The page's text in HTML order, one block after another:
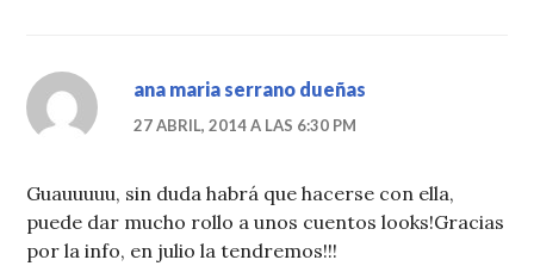
ana maria serrano dueñas
27 ABRIL, 2014 A LAS 6:30 PM
Guauuuuu, sin duda habrá que hacerse con ella,
puede dar mucho rollo a unos cuentos looks!Gracias
por la info, en julio la tendremos!!!